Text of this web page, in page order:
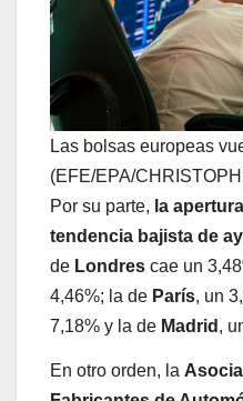
Las bolsas europeas
(EFE/EPA/
Por su parte, la
tendencia bajista de
de Londres cae un
4,46%; la de París, un
7,18% y la de Madrid ,
En otro orden, la